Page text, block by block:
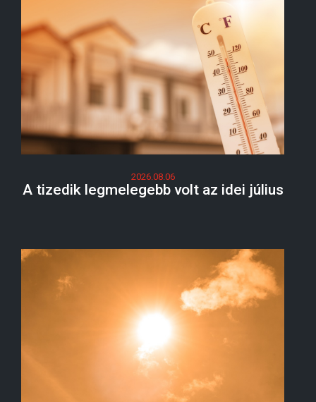
2026.08.06
A tizedik legmelegebb volt az idei július